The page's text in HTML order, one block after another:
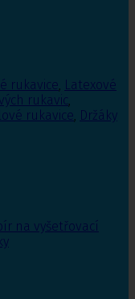
rukavice, Latexové
rukavic,
rukavice, Držáky
na vyšetřovací